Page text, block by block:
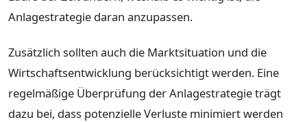
Anlagestrategie daran anzupassen.
Zusätzlich sollten auch die Marktsituation und die
Wirtschaftsentwicklung berücksichtigt werden. Eine
regelmäßige Überprüfung der Anlagestrategie trägt
dazu bei, dass potenzielle Verluste minimiert werden